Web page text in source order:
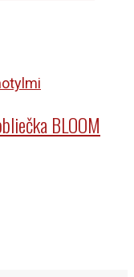
BLOOM